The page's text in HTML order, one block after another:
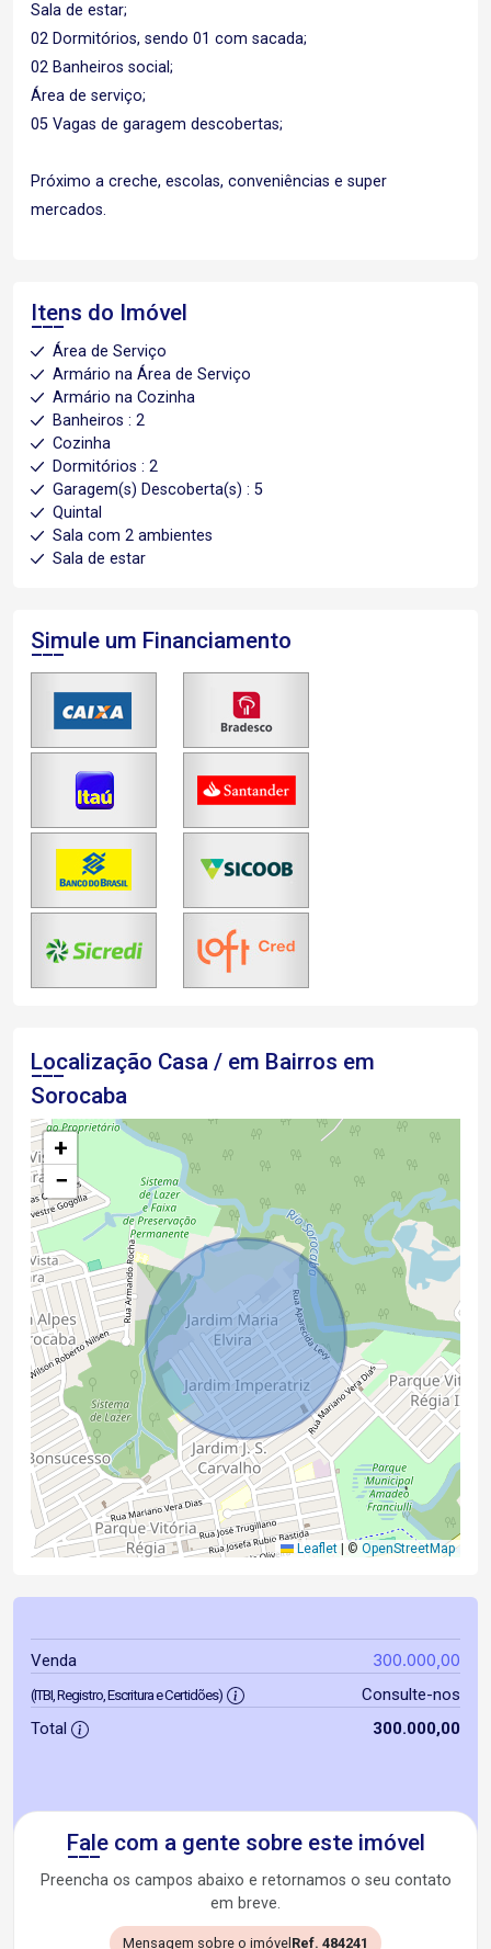
Sala de estar;
02 Dormitórios, sendo 01 com sacada;
02 Banheiros social;
Área de serviço;
05 Vagas de garagem descobertas;
Próximo a creche, escolas, conveniências e super
mercados.
Itens do Imóvel
Área de Serviço
Armário na Área de Serviço
Armário na Cozinha
Banheiros : 2
Cozinha
Dormitórios : 2
Garagem(s) Descoberta(s) : 5
Quintal
Sala com 2 ambientes
Sala de estar
Simule um Financiamento
Localização Casa / em Bairros em
Sorocaba
+
−
Leaflet © OpenStreetMap
Venda 300.000,00
(ITBI, Registro, Escritura e Certidões)
Consulte-nos
Total
300.000,00
Fale com a gente sobre este imóvel
Preencha os campos abaixo e retornamos o seu contato
em breve.
Mensagem sobre o imóvel Ref. 484241